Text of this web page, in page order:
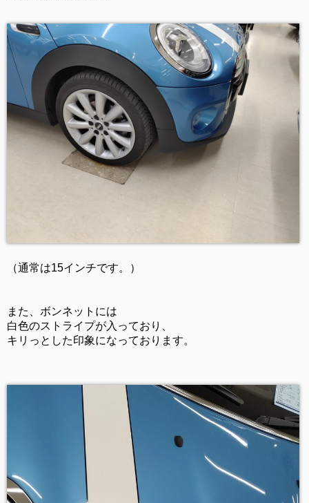
（通常は15インチです。）
また、ボンネットには
白色のストライプが入っており、
キリっとした印象になっております。